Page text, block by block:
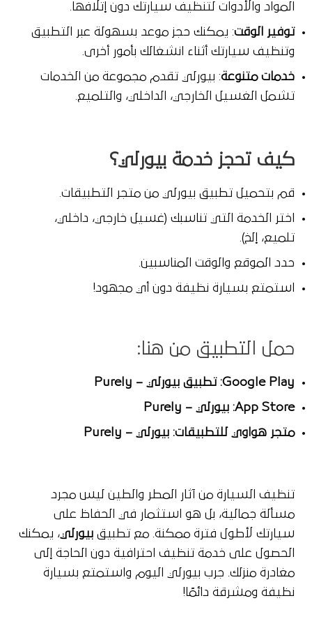
المواد والأدوات لتنظيف سيارتك دون إتلافها.
توفير الوقت: يمكنك حجز موعد بسهولة عبر التطبيق
وتنظيف سيارتك أثناء انشغالك بأمور أخرى.
خدمات متنوعة: بيورلي تقدم مجموعة من الخدمات
تشمل الغسيل الخارجي، الداخلي، والتلميع.
كيف تحجز خدمة بيورلي؟
قم بتحميل تطبيق بيورلي من متجر التطبيقات.
اختر الخدمة التي تناسبك (غسيل خارجي، داخلي،
تلميع، إلخ).
حدد الموقع والوقت المناسبين.
استمتع بسيارة نظيفة دون أي مجهود!
حمل التطبيق من هنا:
Google Play: تطبيق بيورلي – Purely
App Store: بيورلي – Purely
متجر هواوي للتطبيقات: بيورلي – Purely
تنظيف السيارة من آثار المطر والطين ليس مجرد
مسألة جمالية، بل هو استثمار في الحفاظ على
سيارتك لأطول فترة ممكنة. مع تطبيق بيورلي ، يمكنك
الحصول على خدمة تنظيف احترافية دون الحاجة إلى
مغادرة منزلك. جرب بيورلي اليوم واستمتع بسيارة
نظيفة ومشرقة دائمًا!